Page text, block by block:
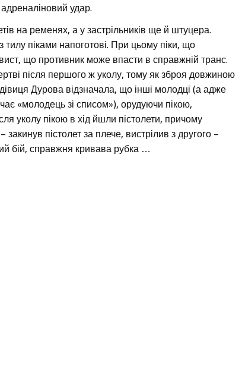
удар.
на ременях, а у застрільників ще й штуцера.
тилу піками напоготові. При цьому піки, що
що противник може впасти в справжній транс.
після першого ж уколу, тому як зброя довжиною
Дурова відзначала, що інші молодці (а адже
«молодець зі списом»), орудуючи пікою,
уколу пікою в хід йшли пістолети, причому
пістолет за плече, вистрілив з другого –
бій, справжня кривава рубка …